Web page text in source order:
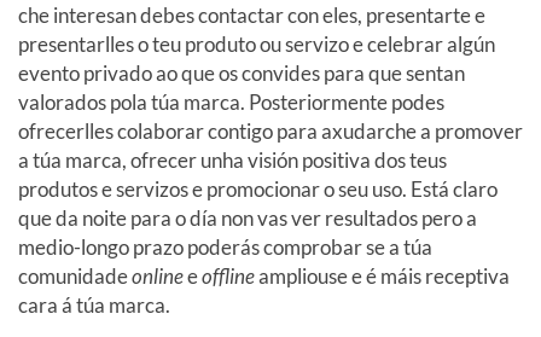
che interesan debes contactar con eles, presentarte e
presentarlles o teu produto ou servizo e celebrar algún
evento privado ao que os convides para que sentan
valorados pola túa marca. Posteriormente podes
ofrecerlles colaborar contigo para axudarche a promover
a túa marca, ofrecer unha visión positiva dos teus
produtos e servizos e promocionar o seu uso. Está claro
que da noite para o día non vas ver resultados pero a
medio-longo prazo poderás comprobar se a túa
comunidadeonlineeofflineampliouse e é máis receptiva
cara á túa marca.